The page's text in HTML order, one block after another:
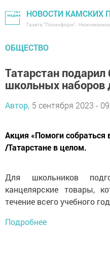
НОВОСТИ КАМСКИХ
Газета "Посинформ" -
ОБЩЕСТВО
Татарстан
школьных
Автор, 5 сентября 2023 -
Акция «Помоги
/Татарстане в целом.
Для школьников
канцелярские товары,
течение всего учебного
Подробнее